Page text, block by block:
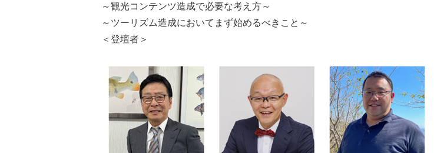
～観光コンテンツ造成で必要な考え方～
～ツーリズム造成においてまず始めるべきこと～
＜登壇者＞